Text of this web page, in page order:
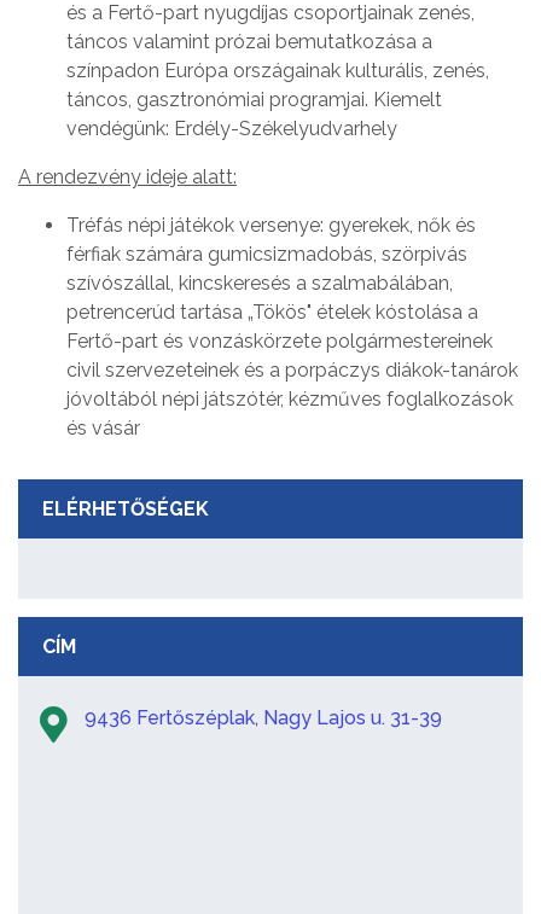
és a Fertő-part nyugdíjas csoportjainak zenés,
táncos valamint prózai bemutatkozása a
színpadon Európa országainak kulturális, zenés,
táncos, gasztronómiai programjai. Kiemelt
vendégünk: Erdély-Székelyudvarhely
A rendezvény ideje alatt:
Tréfás népi játékok versenye: gyerekek, nők és
férfiak számára gumicsizmadobás, szörpivás
szívószállal, kincskeresés a szalmabálában,
petrencerúd tartása „Tökös" ételek kóstolása a
Fertő-part és vonzáskörzete polgármestereinek
civil szervezeteinek és a porpáczys diákok-tanárok
jóvoltából népi játszótér, kézműves foglalkozások
és vásár
ELÉRHETŐSÉGEK
CÍM
9436 Fertőszéplak, Nagy Lajos u. 31-39